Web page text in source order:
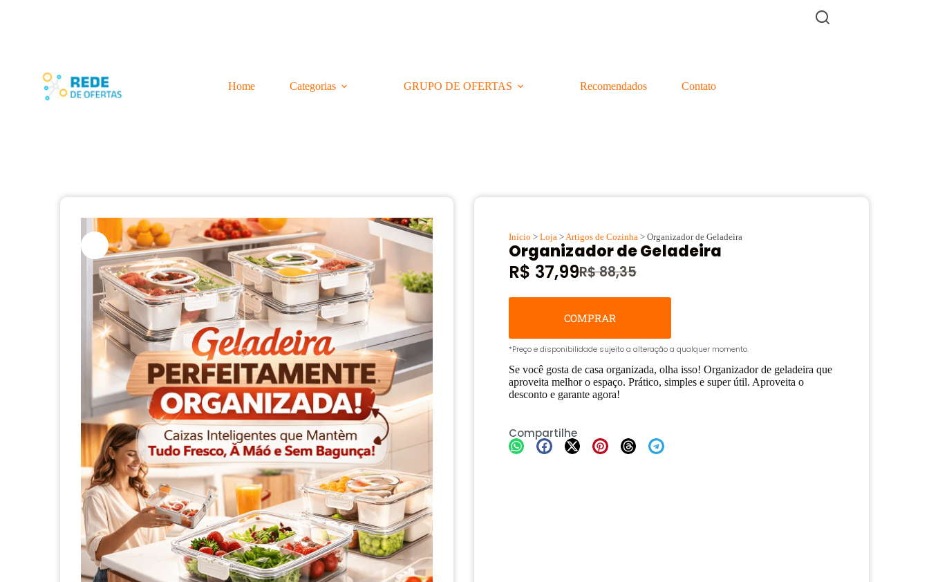
Home Categorias GRUPO DE OFERTAS Recomendados Contato
Início > Loja>Artigos de Cozinha> Organizador de Geladeira
Organizador de Geladeira
R$88,35
R$ 37,99
COMPRAR
*Preço e disponibilidade sujeito a alteração a qualquer momento.
Se você gosta de casa organizada, olha isso! Organizador de geladeira que
aproveita melhor o espaço. Prático, simples e super útil. Aproveita o
desconto e garante agora!
Compartilhe